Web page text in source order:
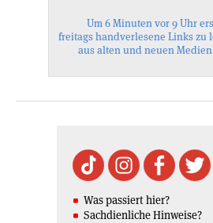
Um 6 Minuten vor 9 Uhr
freitags handverlesene Links zu
aus alten und neuen
Was passiert hier?
Sachdienliche Hinweise?